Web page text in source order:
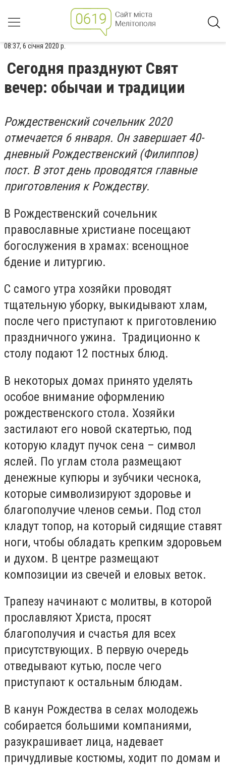
08:37, 6 січня 2020 р.
Сегодня празднуют Свят
вечер: обычаи и традиции
Рождественский сочельник 2020
отмечается 6 января. Он завершает 40-
дневный Рождественский (Филиппов)
пост. В этот день проводятся главные
приготовления к Рождеству.
В Рождественский сочельник
православные христиане посещают
богослужения в храмах: всенощное
бдение и литургию.
С самого утра хозяйки проводят
тщательную уборку, выкидывают хлам,
после чего приступают к приготовлению
праздничного ужина. Традиционно к
столу подают 12 постных блюд.
В некоторых домах принято уделять
особое внимание оформлению
рождественского стола. Хозяйки
застилают его новой скатертью, под
которую кладут пучок сена – символ
яслей. По углам стола размещают
денежные купюры и зубчики чеснока,
которые символизируют здоровье и
благополучие членов семьи. Под стол
кладут топор, на который сидящие ставят
ноги, чтобы обладать крепким здоровьем
и духом. В центре размещают
композиции из свечей и еловых веток.
Трапезу начинают с молитвы, в которой
прославляют Христа, просят
благополучия и счастья для всех
присутствующих. В первую очередь
отведывают кутью, после чего
приступают к остальным блюдам.
В канун Рождества в селах молодежь
собирается большими компаниями,
разукрашивает лица, надевает
причудливые костюмы, ходит по домам и